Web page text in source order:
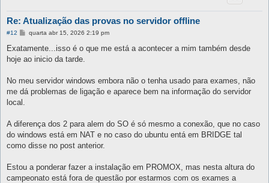
Re: Atualização das provas no servidor offline
#12
M
n
a
m
quarta abr 15, 2026 2:19 pm
Exatamente...isso é o que me está a acontecer a mim também desde
hoje ao inicio da tarde.
No meu servidor windows embora não o tenha usado para exames, não
me dá problemas de ligação e aparece bem na informação do servidor
local.
A diferença dos 2 para alem do SO é só mesmo a conexão, que no caso
do windows está em NAT e no caso do ubuntu entá em BRIDGE tal
como disse no post anterior.
Estou a ponderar fazer a instalação em PROMOX, mas nesta altura do
campeonato está fora de questão por estarmos com os exames a